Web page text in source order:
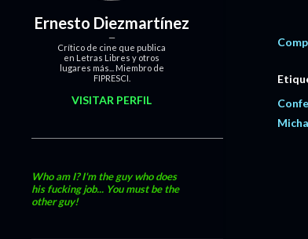
Ernesto Diezmartínez
Crítico de cine que publica
en Letras Libres y otros
lugares más... Miembro de
FIPRESCI.
VISITAR PERFIL
Who am I? I'm the guy who does
his fucking job... You must be the
other guy!